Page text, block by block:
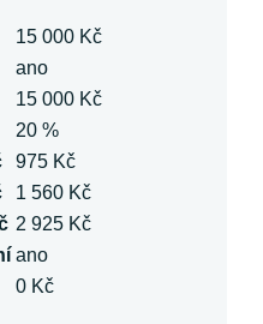
15 000 Kč
ano
15 000 Kč
20 %
975 Kč
1 560 Kč
2 925 Kč
ano
0 Kč